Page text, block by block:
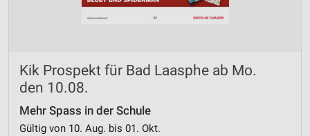
Kik Prospekt für Bad Laasphe ab Mo.
den 10.08.
Mehr Spass in der Schule
Gültig von 10. Aug. bis 01. Okt.